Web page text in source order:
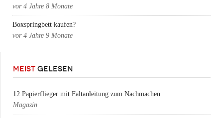
vor 4 Jahre 8 Monate
Boxspringbett kaufen?
vor 4 Jahre 9 Monate
MEIST GELESEN
12 Papierflieger mit Faltanleitung zum Nachmachen
Magazin